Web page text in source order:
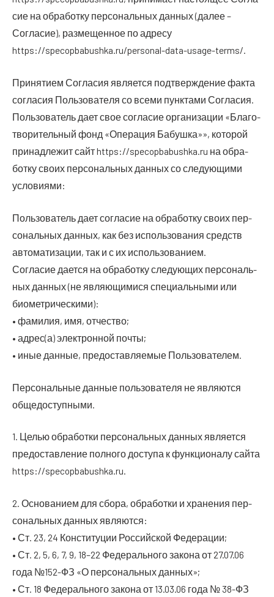
сие на обра­бот­ку пер­со­наль­ных дан­ных (далее –
Согла­сие), раз­ме­щен­ное по адре­су
https://specopbabushka.ru/personal-data-usage-terms/.
При­ня­ти­ем Согла­сия явля­ет­ся под­твер­жде­ние фак­та
согла­сия Поль­зо­ва­те­ля со все­ми пунк­та­ми Согла­сия.
Поль­зо­ва­тель дает свое согла­сие орга­ни­за­ции «Бла­го­
тво­ри­тель­ный фонд «Опе­ра­ция Бабуш­ка»», кото­рой
при­над­ле­жит сайт https://specopbabushka.ru на обра­
бот­ку сво­их пер­со­наль­ных дан­ных со сле­ду­ю­щи­ми
условиями:
Поль­зо­ва­тель дает согла­сие на обра­бот­ку сво­их пер­
со­наль­ных дан­ных, как без исполь­зо­ва­ния средств
авто­ма­ти­за­ции, так и с их использованием.
Согла­сие дает­ся на обра­бот­ку сле­ду­ю­щих пер­со­наль­
ных дан­ных (не явля­ю­щи­ми­ся спе­ци­аль­ны­ми или
биометрическими):
• фами­лия, имя, отчество;
• адрес(а) элек­трон­ной почты;
• иные дан­ные, предо­став­ля­е­мые Пользователем.
Пер­со­наль­ные дан­ные поль­зо­ва­те­ля не явля­ют­ся
общедоступными.
1. Целью обра­бот­ки пер­со­наль­ных дан­ных явля­ет­ся
предо­став­ле­ние пол­но­го досту­па к функ­ци­о­на­лу сай­та
https://specopbabushka.ru.
2. Осно­ва­ни­ем для сбо­ра, обра­бот­ки и хра­не­ния пер­
со­наль­ных дан­ных являются:
• Ст. 23, 24 Кон­сти­ту­ции Рос­сий­ской Федерации;
• Ст. 2, 5, 6, 7, 9, 18–22 Феде­раль­но­го зако­на от 27.07.06
года №152-ФЗ «О пер­со­наль­ных данных»;
• Ст. 18 Феде­раль­но­го зако­на от 13.03.06 года № 38-ФЗ